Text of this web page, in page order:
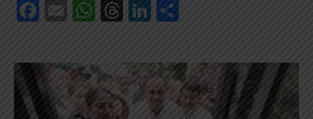
Facebook
EmailWhatsApp
Threads
LinkedIn